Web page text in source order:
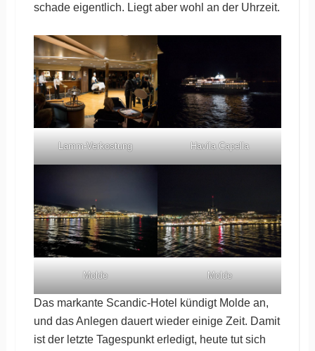
schade eigentlich. Liegt aber wohl an der Uhrzeit.
Lamm-Verkostung Havila Capella
Molde Molde
Das markante Scandic-Hotel kündigt Molde an,
und das Anlegen dauert wieder einige Zeit. Damit
ist der letzte Tagespunkt erledigt, heute tut sich